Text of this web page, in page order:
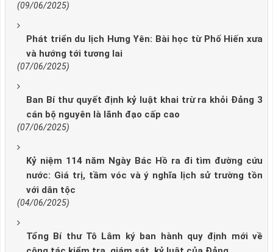
(09/06/2025)
Phát triển du lịch Hưng Yên: Bài học từ Phố Hiến xưa
và hướng tới tương lai
(07/06/2025)
Ban Bí thư quyết định kỷ luật khai trừ ra khỏi Đảng 3
cán bộ nguyên là lãnh đạo cấp cao
(07/06/2025)
Kỷ niệm 114 năm Ngày Bác Hồ ra đi tìm đường cứu
nước: Giá trị, tầm vóc và ý nghĩa lịch sử trường tồn
với dân tộc
(04/06/2025)
Tổng Bí thư Tô Lâm ký ban hành quy định mới về